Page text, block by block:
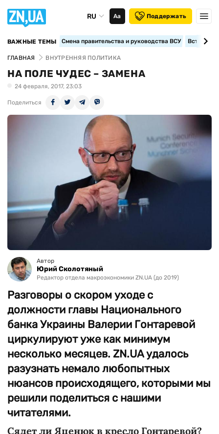
RU Аа Поддержать
ВАЖНЫЕ ТЕМЫ Смена правительства и руководства ВСУ
ГЛАВНАЯ ВНУТРЕННЯЯ ПОЛИТИКА
НА ПОЛЕ ЧУДЕС – ЗАМЕНА
24 февраля, 2017, 23:03
Поделиться
Автор
Юрий Сколотяный
Редактор отдела макроэкономики ZN.UA (до 2019)
Разговоры о скором уходе с
должности главы Национального
банка Украины Валерии Гонтаревой
циркулируют уже как минимум
несколько месяцев. ZN.UA удалось
разузнать немало любопытных
нюансов происходящего, которыми мы
решили поделиться с нашими
читателями.
Сядет ли Яценюк в кресло Гонтаревой?